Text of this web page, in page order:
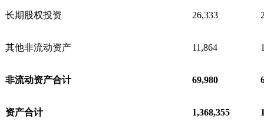
长期股权投资 26,333
其他非流动资产 11,864
非流动资产合计 69,980
资产合计 1,368,355